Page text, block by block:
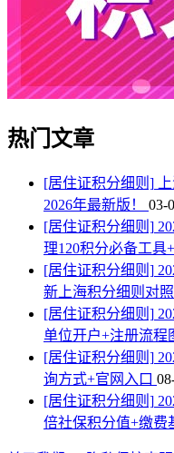
热门文章
[居住证积分细则]
2026年最新版！ 03-
[居住证积分细则]
理120积分必备工具
[居住证积分细则]
新上海积分细则对照
[居住证积分细则]
单位开户+注册流程
[居住证积分细则]
询方式+官网入口
[居住证积分细则]
倍社保积分值+缴费